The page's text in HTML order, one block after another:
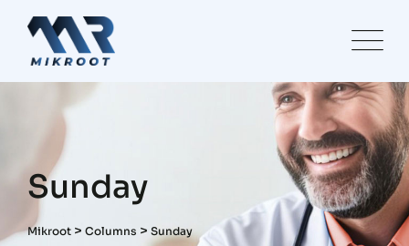
content
Sunday
Mikroot > Columns > Sunday